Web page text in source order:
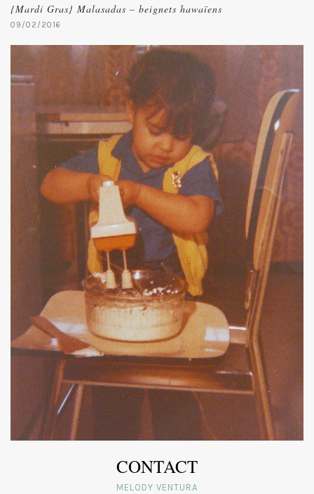
{Mardi Gras} Malasadas – beignets hawaïens
09/02/2016
CONTACT
MELODY VENTURA